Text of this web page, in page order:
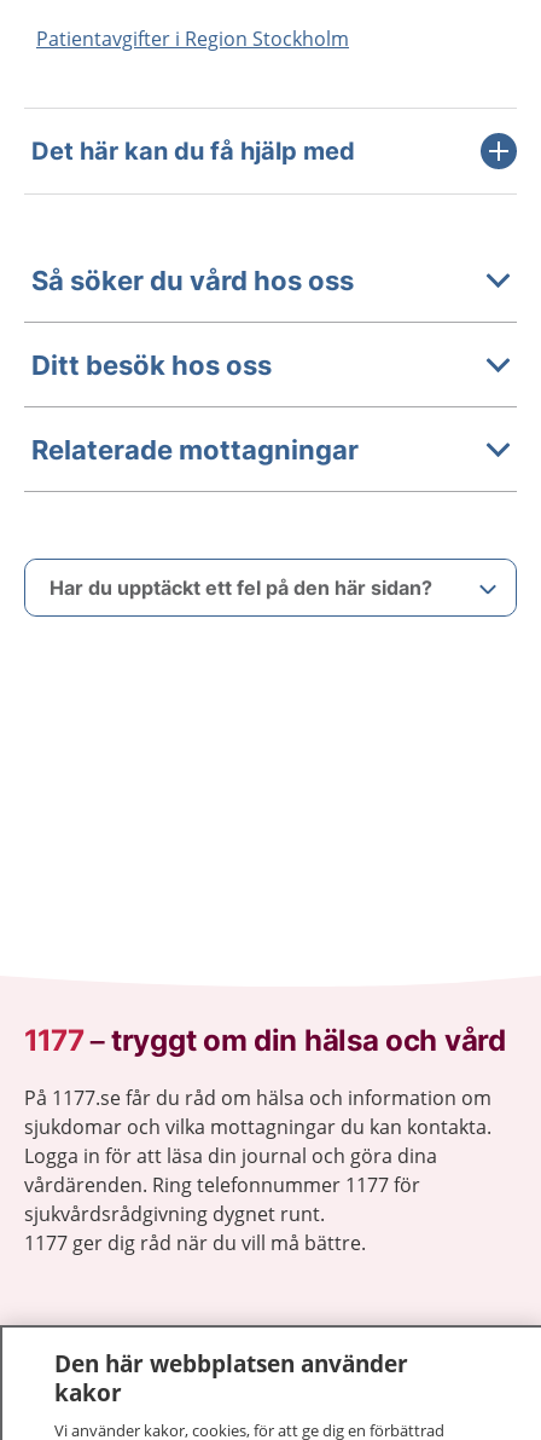
Patientavgifter i Region Stockholm
Det här kan du få hjälp med
Så söker du vård hos oss
Ditt besök hos oss
Relaterade mottagningar
Har du upptäckt ett fel på den här sidan?
1177–tryggt om din hälsa och vård
På 1177.se får du råd om hälsa och information om
sjukdomar och vilka mottagningar du kan kontakta.
Logga in för att läsa din journal och göra dina
vårdärenden. Ring telefonnummer 1177 för
sjukvårdsrådgivning dygnet runt.
1177 ger dig råd när du vill må bättre.
1177 på flera språk
Den här webbplatsen använder
kakor
Vi använder kakor, cookies, för att ge dig en förbättrad